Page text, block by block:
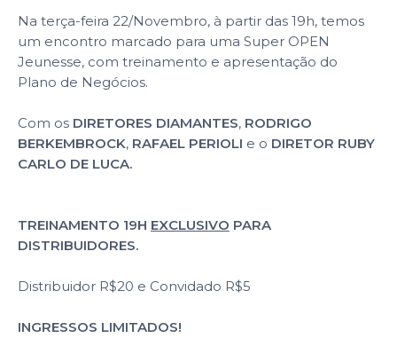
Na terça-feira 22/Novembro, à partir das 19h, temos
um encontro marcado para uma Super OPEN
Jeunesse, com treinamento e apresentação do
Plano de Negócios.
Com os DIRETORES DIAMANTES, RODRIGO
BERKEMBROCK, RAFAEL PERIOLI e o DIRETOR RUBY
CARLO DE LUCA.
TREINAMENTO 19H EXCLUSIVO PARA
DISTRIBUIDORES.
Distribuidor R$20 e Convidado R$5
INGRESSOS LIMITADOS!